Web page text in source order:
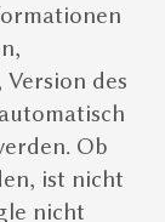
des
Ob
ist nicht
nicht